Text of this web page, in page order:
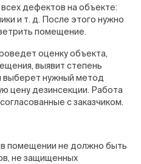
дефектов на объекте:
и т. д. После этого нужно
помещение.
оценку объекта,
выявит степень
выберет нужный метод
цену дезинсекции. Работа
с заказчиком.
помещении не должно быть
не защищенных